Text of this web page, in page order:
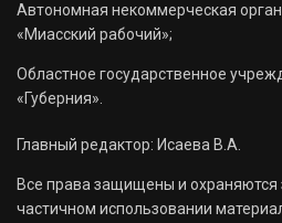
Автономная некоммерческая
«Миасский рабочий»;
Областное государственное
«Губерния».
Главный редактор: Исаева В.А.
Все права защищены и охраняются
частичном использовании